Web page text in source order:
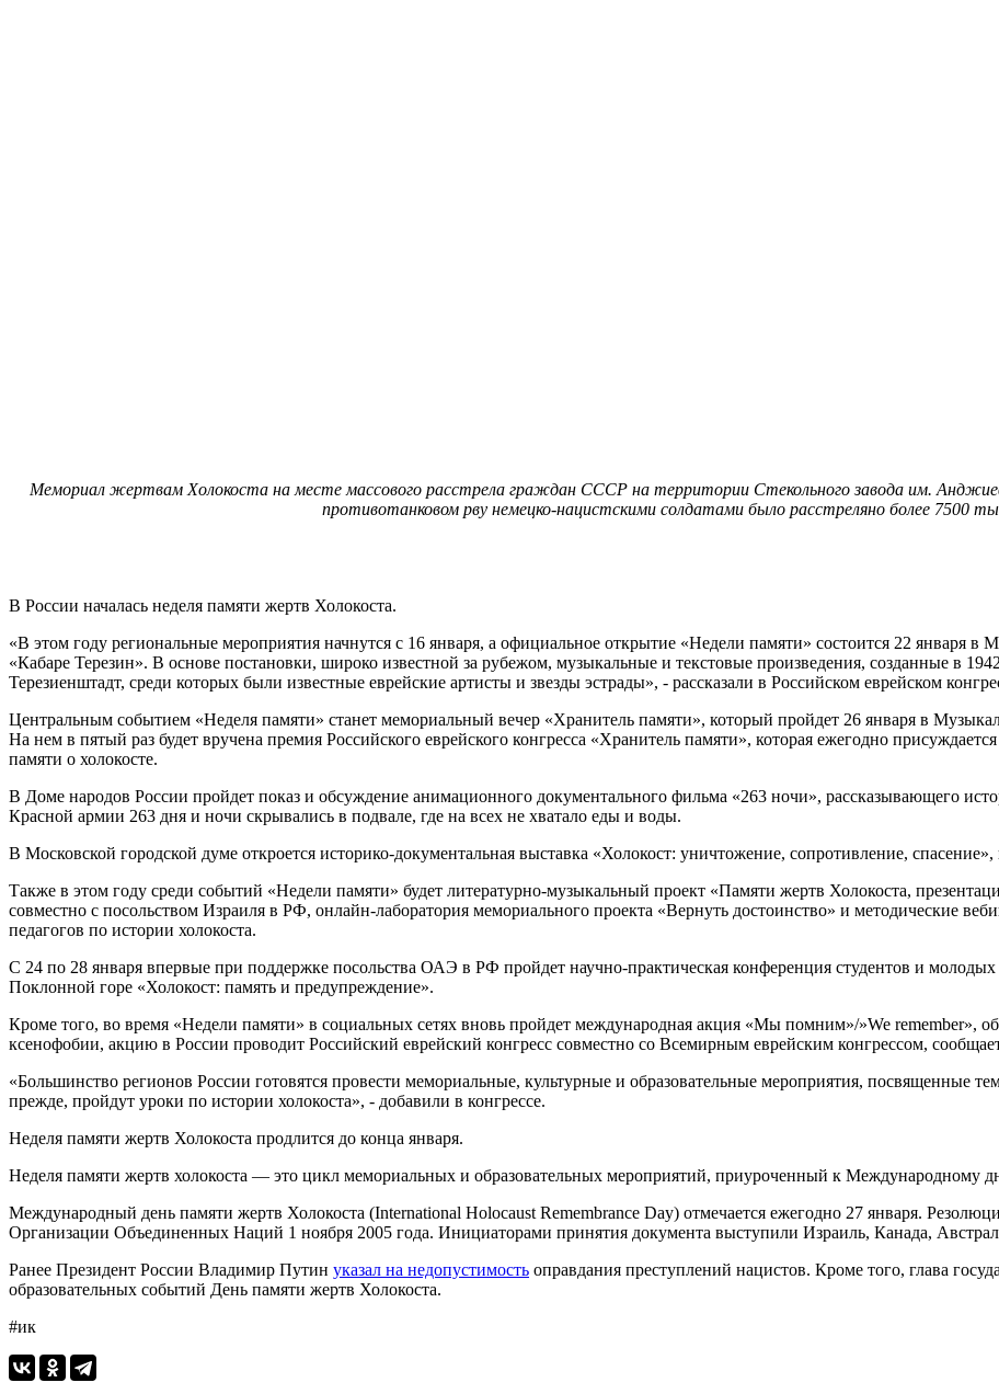
Мемориал жертвам Холокоста на месте массового расстрела граждан СССР на территории Стекольного завода им.
противотанковом рву немецко-нацистскими солдатами было расстреляно более 7500
В России началась неделя памяти жертв Холокоста.
«В этом году региональные мероприятия начнутся с 16 января, а официальное открытие «Недели памяти» состоится 22 января в
«Кабаре Терезин». В основе постановки, широко известной за рубежом, музыкальные и текстовые произведения, созданные в
Терезиенштадт, среди которых были известные еврейские артисты и звезды эстрады», - рассказали в Российском еврейском
Центральным событием «Неделя памяти» станет мемориальный вечер «Хранитель памяти», который пройдет 26 января в
На нем в пятый раз будет вручена премия Российского еврейского конгресса «Хранитель памяти», которая ежегодно
памяти о холокосте.
В Доме народов России пройдет показ и обсуждение анимационного документального фильма «263 ночи», рассказывающего
Красной армии 263 дня и ночи скрывались в подвале, где на всех не хватало еды и воды.
В Московской городской думе откроется историко-документальная выставка «Холокост: уничтожение, сопротивление,
Также в этом году среди событий «Недели памяти» будет литературно-музыкальный проект «Памяти жертв Холокоста,
совместно с посольством Израиля в РФ, онлайн-лаборатория мемориального проекта «Вернуть достоинство» и методические
педагогов по истории холокоста.
С 24 по 28 января впервые при поддержке посольства ОАЭ в РФ пройдет научно-практическая конференция студентов и
Поклонной горе «Холокост: память и предупреждение».
Кроме того, во время «Недели памяти» в социальных сетях вновь пройдет международная акция «Мы помним»/»We remember»,
ксенофобии, акцию в России проводит Российский еврейский конгресс совместно со Всемирным еврейским конгрессом,
«Большинство регионов России готовятся провести мемориальные, культурные и образовательные мероприятия, посвященные
прежде, пройдут уроки по истории холокоста», - добавили в конгрессе.
Неделя памяти жертв Холокоста продлится до конца января.
Неделя памяти жертв холокоста — это цикл мемориальных и образовательных мероприятий, приуроченный к Международному
Международный день памяти жертв Холокоста (International Holocaust Remembrance Day) отмечается ежегодно 27 января.
Организации Объединенных Наций 1 ноября 2005 года. Инициаторами принятия документа выступили Израиль, Канада,
Ранее Президент России Владимир Путин указал на недопустимость оправдания преступлений нацистов. Кроме того, глава
образовательных событий День памяти жертв Холокоста.
#ик